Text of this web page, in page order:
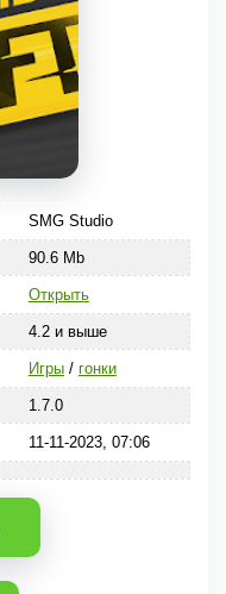
SMG Studio
90.6 Mb
Открыть
4.2 и выше
Игры/ гонки
1.7.0
11-11-2023, 07:06